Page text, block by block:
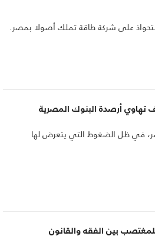
على شركة طاقة تملك أصولا بمصر.
تهاوي أرصدة البنوك المصرية
في ظل الضغوط التي يتعرض لها
بين الفقه والقانون